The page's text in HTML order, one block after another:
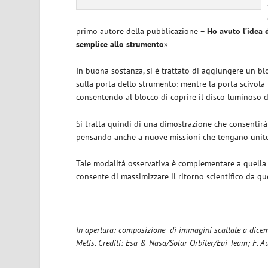
primo autore della pubblicazione –Ho avuto
semplice allo strumento»
In buona sostanza, si è trattato di aggiungere un
sulla porta dello strumento: mentre la porta scivola
consentendo al blocco di coprire il disco luminoso
Si tratta quindi di una dimostrazione che
pensando anche a nuove missioni che tengano
Tale modalità osservativa è complementare a
consente di massimizzare il ritorno scientifico da
In apertura: composizione di immagini scattate a
Metis. Crediti: Esa & Nasa/Solar Orbiter/Eui Team; F.